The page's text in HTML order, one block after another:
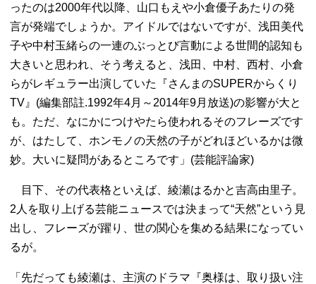
ったのは2000年代以降、山口もえや小倉優子あたりの発
言が発端でしょうか。アイドルではないですが、浅田美代
子や中村玉緒らの一連のぶっとび言動による世間的認知も
大きいと思われ、そう考えると、浅田、中村、西村、小倉
らがレギュラー出演していた『さんまのSUPERからくり
TV』(編集部註.1992年4月～2014年9月放送)の影響が大と
も。ただ、なにかにつけやたら使われるそのフレーズです
が、はたして、ホンモノの天然の子がどれほどいるかは微
妙。大いに疑問があるところです」(芸能評論家)
目下、その代表格といえば、綾瀬はるかと吉高由里子。
2人を取り上げる芸能ニュースでは決まって“天然”という見
出し、フレーズが躍り、世の関心を集める結果になってい
るが。
「先だっても綾瀬は、主演のドラマ『奥様は、取り扱い注